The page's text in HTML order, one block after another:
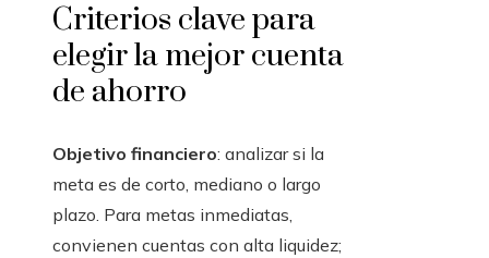
Criterios clave para
elegir la mejor cuenta
de ahorro
Objetivo financiero: analizar si la
meta es de corto, mediano o largo
plazo. Para metas inmediatas,
convienen cuentas con alta liquidez;